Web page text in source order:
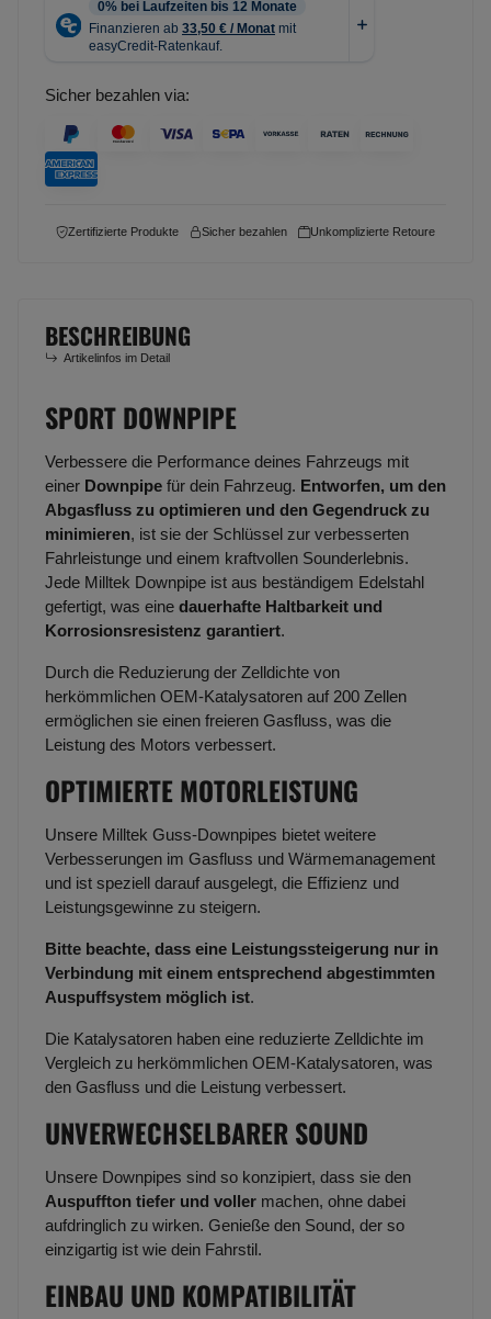
Sicher bezahlen via:
Zertifizierte Produkte Sicher bezahlen Unkomplizierte Retoure
BESCHREIBUNG
Artikelinfos im Detail
SPORT DOWNPIPE
Verbessere die Performance deines Fahrzeugs mit
einer Downpipe für dein Fahrzeug. Entworfen, um den
Abgasfluss zu optimieren und den Gegendruck zu
minimieren, ist sie der Schlüssel zur verbesserten
Fahrleistunge und einem kraftvollen Sounderlebnis.
Jede Milltek Downpipe ist aus beständigem Edelstahl
gefertigt, was eine dauerhafte Haltbarkeit und
Korrosionsresistenz garantiert.
Durch die Reduzierung der Zelldichte von
herkömmlichen OEM-Katalysatoren auf 200 Zellen
ermöglichen sie einen freieren Gasfluss, was die
Leistung des Motors verbessert.
OPTIMIERTE MOTORLEISTUNG
Unsere Milltek Guss-Downpipes bietet weitere
Verbesserungen im Gasfluss und Wärmemanagement
und ist speziell darauf ausgelegt, die Effizienz und
Leistungsgewinne zu steigern.
Bitte beachte, dass eine Leistungssteigerung nur in
Verbindung mit einem entsprechend abgestimmten
Auspuffsystem möglich ist.
Die Katalysatoren haben eine reduzierte Zelldichte im
Vergleich zu herkömmlichen OEM-Katalysatoren, was
den Gasfluss und die Leistung verbessert.
UNVERWECHSELBARER SOUND
Unsere Downpipes sind so konzipiert, dass sie den
Auspuffton tiefer und voller machen, ohne dabei
aufdringlich zu wirken. Genieße den Sound, der so
einzigartig ist wie dein Fahrstil.
EINBAU UND KOMPATIBILITÄT